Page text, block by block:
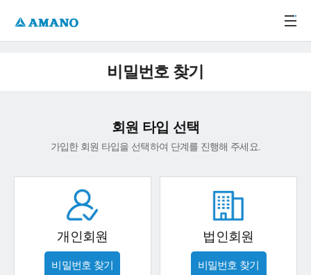
비밀번호 찾기
회원 타입 선택
가입한 회원 타입을 선택하여 단계를 진행해 주세요.
개인회원
비밀번호 찾기
법인회원
비밀번호 찾기